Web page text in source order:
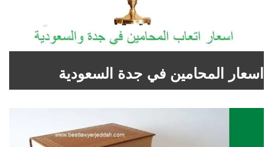
اسعار المحامين في جدة السعودية